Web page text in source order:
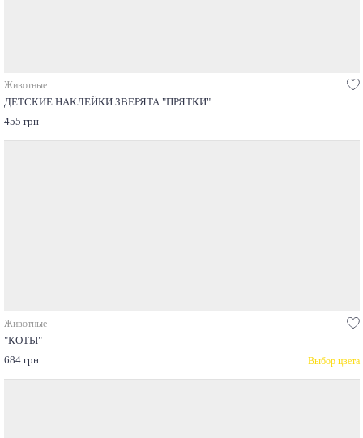
Животные
ДЕТСКИЕ НАКЛЕЙКИ ЗВЕРЯТА "ПРЯТКИ"
455 грн
Животные
"КОТЫ"
684 грн
Выбор цвета